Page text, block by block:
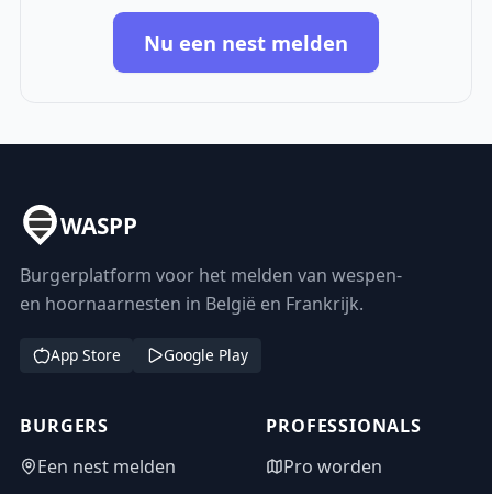
Nu een nest melden
WASPP
Burgerplatform voor het melden van wespen-
en hoornaarnesten in België en Frankrijk.
App Store Google Play
BURGERS
Een nest melden
PROFESSIONALS
Pro worden